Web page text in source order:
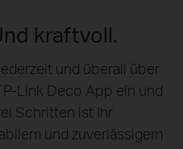
kraftvoll.
und überall über
Deco App ein und
Schritten ist Ihr
und zuverlässigem